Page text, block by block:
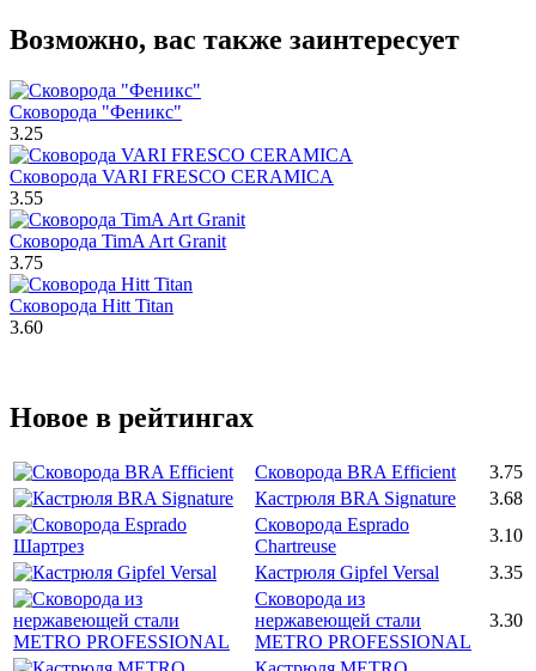
Возможно, вас также заинтересует
Сковорода "Феникс"
3.25
Сковорода VARI FRESCO CERAMICA
3.55
Сковорода TimA Art Granit
3.75
Сковорода Hitt Titan
3.60
Новое в рейтингах
Сковорода BRA Efficient
3.75
Кастрюля BRA Signature
3.68
Сковорода Esprado
Chartreuse
3.10
Кастрюля Gipfel Versal
3.35
Сковорода из
нержавеющей стали
METRO PROFESSIONAL
3.30